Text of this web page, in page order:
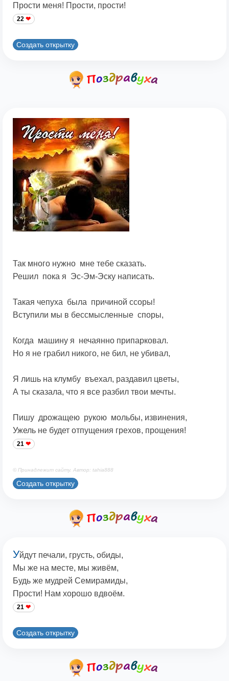
Прости меня! Прости, прости!
22
Создать открытку
Так много нужно мне тебе сказать.
Решил пока я Эс-Эм-Эску написать.
Такая чепуха была причиной ссоры!
Вступили мы в бессмысленные споры,
Когда машину я нечаянно припарковал.
Но я не грабил никого, не бил, не убивал,
Я лишь на клумбу въехал, раздавил цветы,
А ты сказала, что я все разбил твои мечты.
Пишу дрожащею рукою мольбы, извинения,
Ужель не будет отпущения грехов, прощения!
21
© Принадлежит сайту. Автор: tahia888
Создать открытку
Уйдут печали, грусть, обиды,
Мы же на месте, мы живём,
Будь же мудрей Семирамиды,
Прости! Нам хорошо вдвоём.
21
Создать открытку